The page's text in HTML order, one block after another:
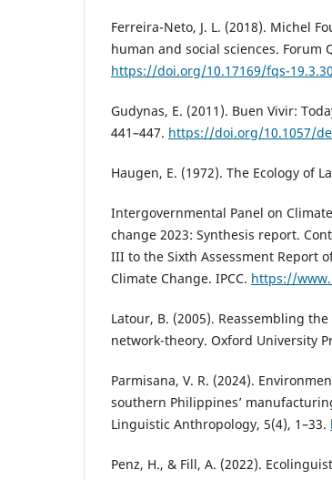
Ferreira-Neto, J. L. (2018). Michel
human and social sciences. Forum
https://doi.org/10.17169/fqs-
Gudynas, E. (2011). Buen Vivir:
441–447. https://doi.org/10.1057/
Haugen, E. (1972). The Ecology of
Intergovernmental Panel on
change 2023: Synthesis report.
III to the Sixth Assessment Report
Climate Change. IPCC. https://
Latour, B. (2005). Reassembling
network-theory. Oxford University
Parmisana, V. R. (2024).
southern Philippines’
Linguistic Anthropology, 5(4), 1–33.
Penz, H., & Fill, A. (2022).